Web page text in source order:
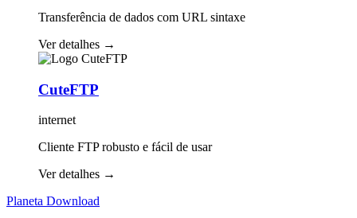
Transferência de dados com URL sintaxe
Ver detalhes →
CuteFTP
internet
Cliente FTP robusto e fácil de usar
Ver detalhes →
Planeta Download